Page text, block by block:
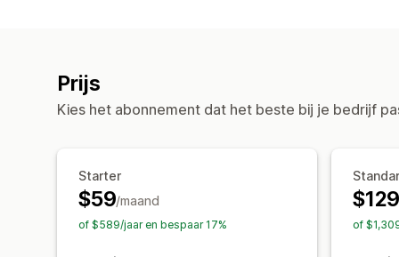
Prijs
Kies het abonnement dat het beste bij je bedrijf
Starter
$59/maand
of $589/jaar en bespaar 17% of